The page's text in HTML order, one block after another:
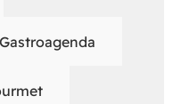
Gastroagenda